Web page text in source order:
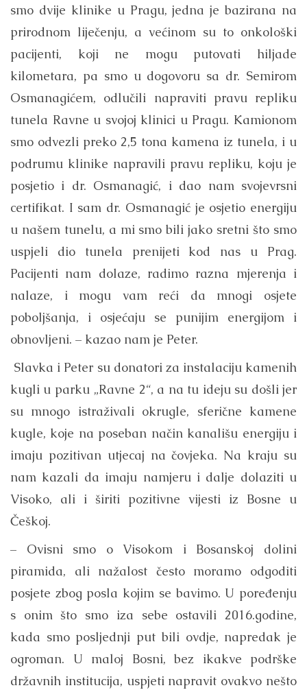
smo dvije klinike u Pragu, jedna je bazirana na
prirodnom liječenju, a većinom su to onkološki
pacijenti, koji ne mogu putovati hiljade
kilometara, pa smo u dogovoru sa dr. Semirom
Osmanagićem, odlučili napraviti pravu repliku
tunela Ravne u svojoj klinici u Pragu. Kamionom
smo odvezli preko 2,5 tona kamena iz tunela, i u
podrumu klinike napravili pravu repliku, koju je
posjetio i dr. Osmanagić, i dao nam svojevrsni
certifikat. I sam dr. Osmanagić je osjetio energiju
u našem tunelu, a mi smo bili jako sretni što smo
uspjeli dio tunela prenijeti kod nas u Prag.
Pacijenti nam dolaze, radimo razna mjerenja i
nalaze, i mogu vam reći da mnogi osjete
poboljšanja, i osjećaju se punijim energijom i
obnovljeni. – kazao nam je Peter.
Slavka i Peter su donatori za instalaciju kamenih
kugli u parku „Ravne 2“, a na tu ideju su došli jer
su mnogo istraživali okrugle, sferične kamene
kugle, koje na poseban način kanališu energiju i
imaju pozitivan utjecaj na čovjeka. Na kraju su
nam kazali da imaju namjeru i dalje dolaziti u
Visoko, ali i širiti pozitivne vijesti iz Bosne u
Češkoj.
– Ovisni smo o Visokom i Bosanskoj dolini
piramida, ali nažalost često moramo odgoditi
posjete zbog posla kojim se bavimo. U poređenju
s onim što smo iza sebe ostavili 2016.godine,
kada smo posljednji put bili ovdje, napredak je
ogroman. U maloj Bosni, bez ikakve podrške
državnih institucija, uspjeti napravit ovakvo nešto